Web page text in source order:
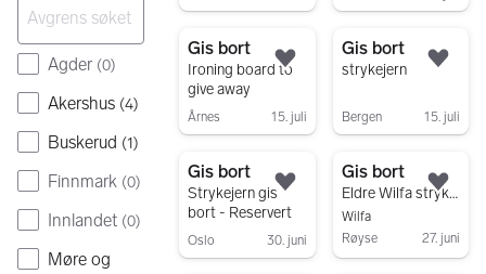
Agder (0)
Akershus (4)
Buskerud (1)
Finnmark (0)
Innlandet (0)
Møre og
Gis bort
Ironing board to
give away
Årnes 15. juli
Legg til som favoritt.
Gis bort
strykejern
Bergen 15. juli
Gis bort
Strykejern gis
bort - Reservert
Oslo 30. juni
Legg til som favoritt.
Gis bort
Eldre Wilfa strykejern med regulerbar temperatur
Wilfa
Røyse
27. juni